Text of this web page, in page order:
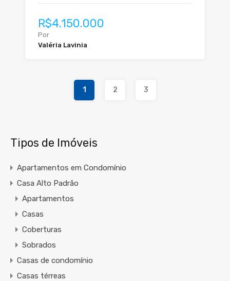
R$4.150.000
Por
Valéria Lavinia
1 2 3
Tipos de Imóveis
Apartamentos em Condomínio
Casa Alto Padrão
Apartamentos
Casas
Coberturas
Sobrados
Casas de condomínio
Casas térreas